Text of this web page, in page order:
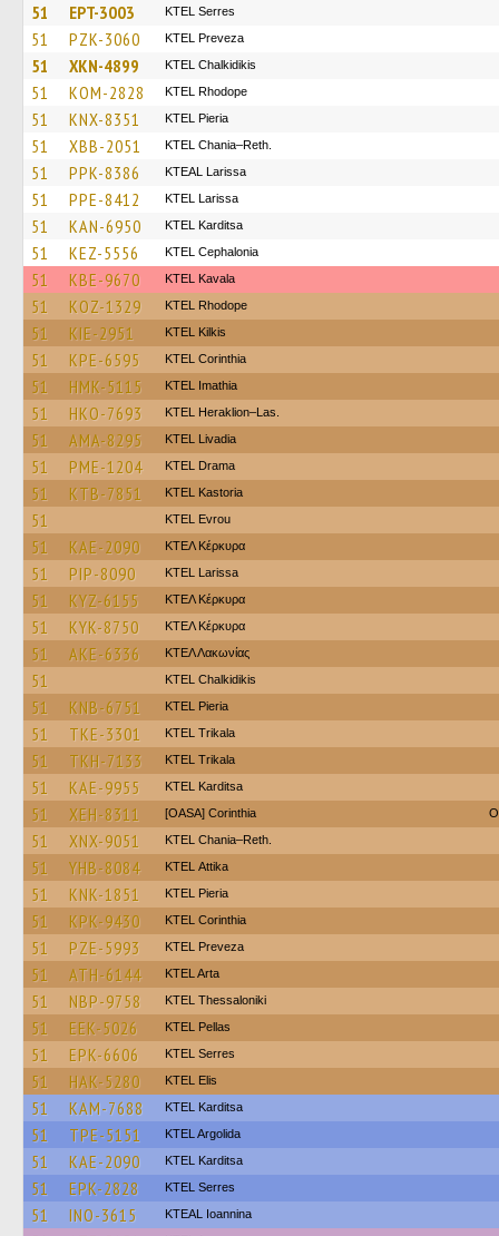
51 EPT-3003 KTEL Serres
51 PZK-3060 KTEL Preveza
51 XKN-4899 ΚΤΕL Chalkidikis
51 KOM-2828 KTEL Rhodope
51 KNX-8351 KTEL Pieria
51 XBB-2051 KTEL Chania–Reth.
51 PPK-8386 KTEAL Larissa
51 PPE-8412 KTEL Larissa
51 KAN-6950 ΚΤΕL Karditsa
51 KEZ-5556 KTEL Cephalonia
51 KBE-9670 KTEL Kavala
51 KOZ-1329 KTEL Rhodope
51 KIE-2951 KTEL Kilkis
51 KPE-6595 KTEL Corinthia
51 HMK-5115 KTEL Imathia
51 HKO-7693 KTEL Heraklion–Las.
51 AMA-8295 KTEL Livadia
51 PME-1204 KTEL Drama
51 KTB-7851 KTEL Kastoria
51 KTEL Evrou
51 KAE-2090 ΚΤΕΛ Κέρκυρα
51 PIP-8090 KTEL Larissa
51 KYZ-6155 ΚΤΕΛ Κέρκυρα
51 KYK-8750 ΚΤΕΛ Κέρκυρα
51 AKE-6336 ΚΤΕΛ Λακωνίας
51 ΚΤΕL Chalkidikis
51 KNB-6751 KTEL Pieria
51 TKE-3301 ΚΤΕL Τrikala
51 TKH-7133 ΚΤΕL Τrikala
51 KAE-9955 ΚΤΕL Karditsa
51 XEH-8311 [OASA] Corinthia
51 XNX-9051 KTEL Chania–Reth.
51 YHB-8084 KΤΕL Αttika
51 KNK-1851 KTEL Pieria
51 KPK-9430 KTEL Corinthia
51 PZE-5993 KTEL Preveza
51 ATH-6144 KTEL Arta
51 NBP-9758 KTEL Thessaloniki
51 EEK-5026 KTEL Pellas
51 EPK-6606 KTEL Serres
51 HAK-5280 KTEL Elis
51 KAM-7688 ΚΤΕL Karditsa
51 TPE-5151 KTEL Argolida
51 KAE-2090 ΚΤΕL Karditsa
51 EPK-2828 KTEL Serres
51 INO-3615 KTEAL Ioannina